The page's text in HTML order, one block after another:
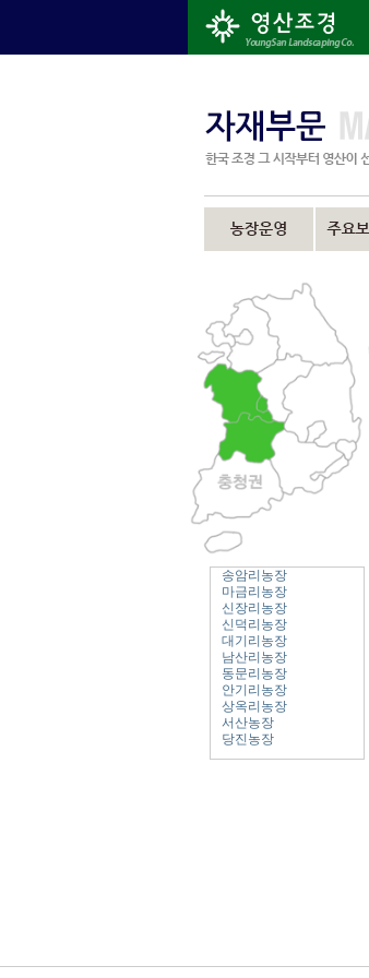
송암리농장
마금리농장
신장리농장
신덕리농장
대기리농장
남산리농장
동문리농장
안기리농장
상옥리농장
서산농장
당진농장